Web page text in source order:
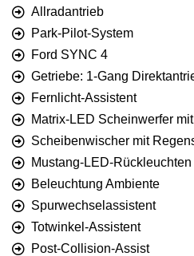
Allradantrieb
Park-Pilot-System
Ford SYNC 4
Getriebe: 1-Gang
Fernlicht-Assistent
Matrix-LED Scheinwerfer
Scheibenwischer mit
Mustang-LED-Rückleuchten
Beleuchtung Ambiente
Spurwechselassistent
Totwinkel-Assistent
Post-Collision-Assist